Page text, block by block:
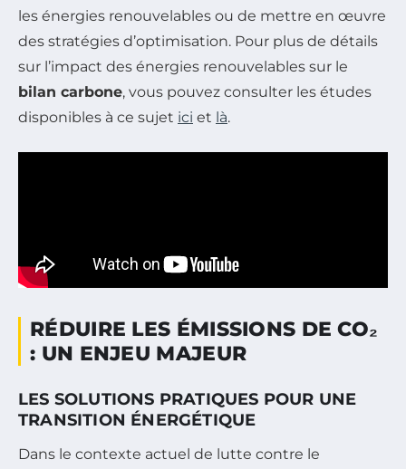
les énergies renouvelables ou de mettre en œuvre
des stratégies d’optimisation. Pour plus de détails
sur l’impact des énergies renouvelables sur le
bilan carbone, vous pouvez consulter les études
disponibles à ce sujet ici et là.
RÉDUIRE LES ÉMISSIONS DE CO₂
: UN ENJEU MAJEUR
LES SOLUTIONS PRATIQUES POUR UNE
TRANSITION ÉNERGÉTIQUE
Dans le contexte actuel de lutte contre le